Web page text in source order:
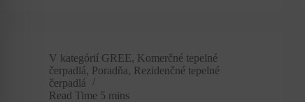
V kategórií GREE, Komerčné tepelné
čerpadlá, Poradňa, Rezidenčné tepelné
čerpadlá
Read Time 5 mins